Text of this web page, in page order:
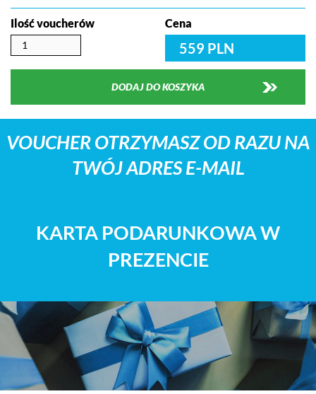
Ilość voucherów Cena
559 PLN
DODAJ DO KOSZYKA
VOUCHER OTRZYMASZ OD RAZU NA
TWÓJ ADRES E-MAIL
KARTA PODARUNKOWA W
PREZENCIE